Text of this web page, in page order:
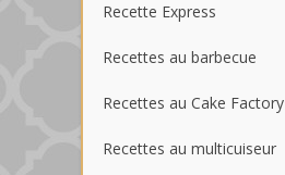
Recette Express
Recettes au barbecue
Recettes au Cake Factory
Recettes au multicuiseur